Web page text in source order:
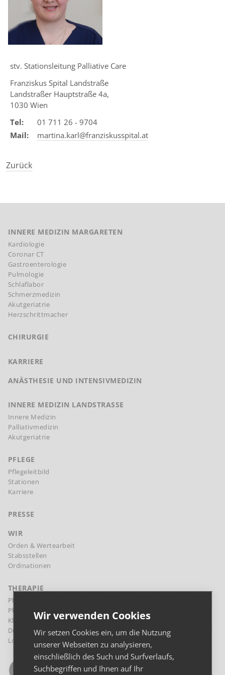
stv. Stationsleitung Palliative Care
Franziskus Spital Landstraße
Landstraßer Hauptstraße 4a,
1030 Wien
Tel:
01 711 26 - 9704
Mail:
martina.karl@franziskusspital.at
Zurück
INNERE MEDIZIN MARGARETEN
Kardiologie
Coronar CT
Gastroenterologie
Pulmologie
Schlaflabor
Schmerzmedizin
Akutgeriatrie
Herzschrittmacher
CHIRURGIE
KARRIERE
ANÄSTHESIE UND INTENSIVMEDIZIN
INNERE MEDIZIN LANDSTRASSE
Innere Medizin
Palliativmedizin
Akutgeriatrie
PFLEGE
Pflegeleitbild
Stationen
Karriere
PRESSE
WIR
Orden & Wertearbeit
Stabsstellen
Ordinationen
THERAPIE
Physikalische Therapie Margareten
Physikalische Therapie Landstraße
Klinische Psychologie und Psychotherapie
Diaetologie
Logopädie
Wir verwenden Cookies
Wir setzen Cookies ein, um die Nutzung
unserer Webseiten zu analysieren,
einschließlich des Such und Surfverlaufs,
Suchbegriffen und Ihnen auf Ihr